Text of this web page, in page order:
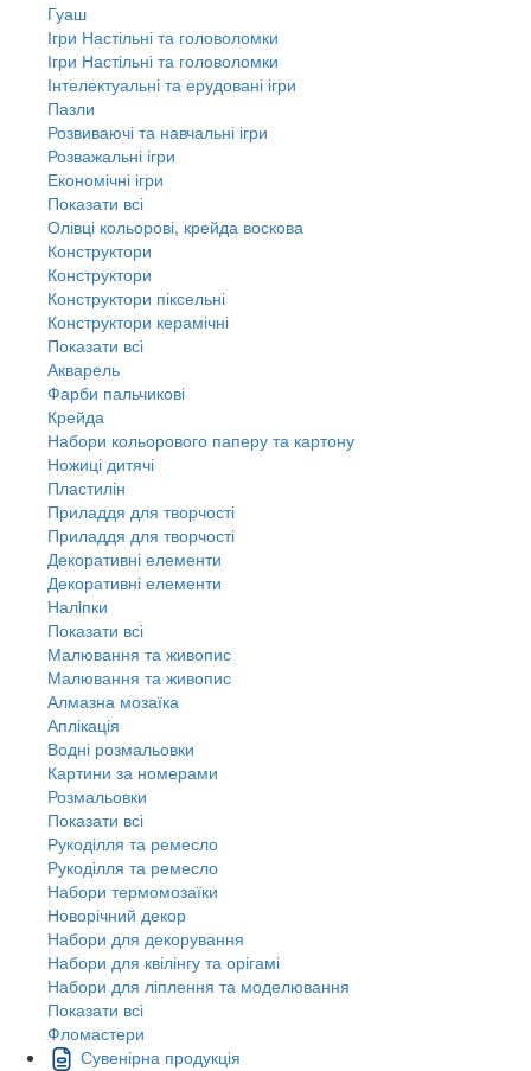
Гуаш
Ігри Настільні та головоломки
Ігри Настільні та головоломки
Інтелектуальні та ерудовані ігри
Пазли
Розвиваючі та навчальні ігри
Розважальні ігри
Економічні ігри
Показати всі
Олівці кольорові, крейда воскова
Конструктори
Конструктори
Конструктори піксельні
Конструктори керамічні
Показати всі
Акварель
Фарби пальчикові
Крейда
Набори кольорового паперу та картону
Ножиці дитячі
Пластилін
Приладдя для творчості
Приладдя для творчості
Декоративні елементи
Декоративні елементи
Налiпки
Показати всі
Малювання та живопис
Малювання та живопис
Алмазна мозаїка
Аплікація
Водні розмальовки
Картини за номерами
Розмальовки
Показати всі
Рукоділля та ремесло
Рукоділля та ремесло
Набори термомозаїки
Новорічний декор
Набори для декорування
Набори для квілінгу та орігамі
Набори для ліплення та моделювання
Показати всі
Фломастери
Сувенірна продукція